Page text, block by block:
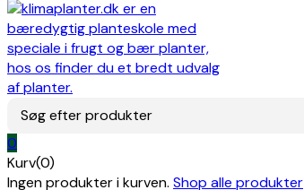
Søg efter produkter
0
Kurv(0)
Ingen produkter i kurven. Shop alle produkter